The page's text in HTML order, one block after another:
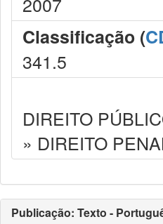
Classificação (
341.5
DIREITO
» DIREITO
Publicação: Texto -